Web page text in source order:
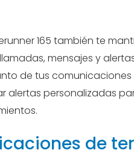
165 también te
mensajes y
de tus comunicaciones
alertas personalizadas
de